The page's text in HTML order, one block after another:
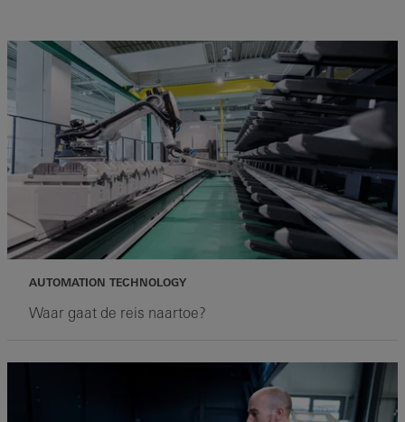
AUTOMATION TECHNOLOGY
Waar gaat de reis naartoe?